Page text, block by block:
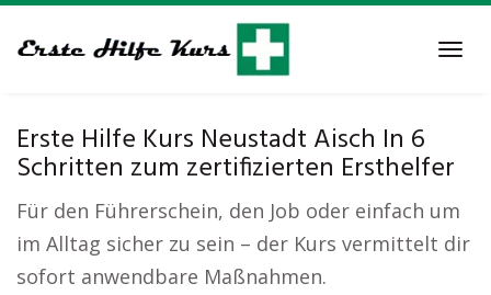
to
Erste Hilfe Kurs Neustadt Aisch In 6
Schritten zum zertifizierten Ersthelfer
Für den Führerschein, den Job oder einfach um
im Alltag sicher zu sein – der Kurs vermittelt dir
sofort anwendbare Maßnahmen.